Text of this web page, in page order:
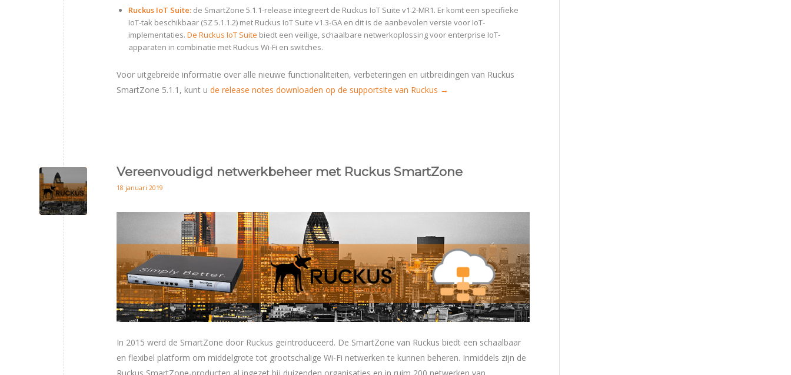
Ruckus IoT Suite: de SmartZone 5.1.1-release integreert de Ruckus IoT Suite v1.2-MR1. Er komt een specifieke
IoT-tak beschikbaar (SZ 5.1.1.2) met Ruckus IoT Suite v1.3-GA en dit is de aanbevolen versie voor IoT-
implementaties. De Ruckus IoT Suite biedt een veilige, schaalbare netwerkoplossing voor enterprise IoT-
apparaten in combinatie met Ruckus Wi-Fi en switches.
Voor uitgebreide informatie over alle nieuwe functionaliteiten, verbeteringen en uitbreidingen van Ruckus
SmartZone 5.1.1, kunt u de release notes downloaden op de supportsite van Ruckus →
Vereenvoudigd netwerkbeheer met Ruckus SmartZone
18 januari 2019
In 2015 werd de SmartZone door Ruckus geïntroduceerd. De SmartZone van Ruckus biedt een schaalbaar
en flexibel platform om middelgrote tot grootschalige Wi-Fi netwerken te kunnen beheren. Inmiddels zijn de
Ruckus SmartZone-producten al ingezet bij duizenden organisaties en in ruim 200 netwerken van